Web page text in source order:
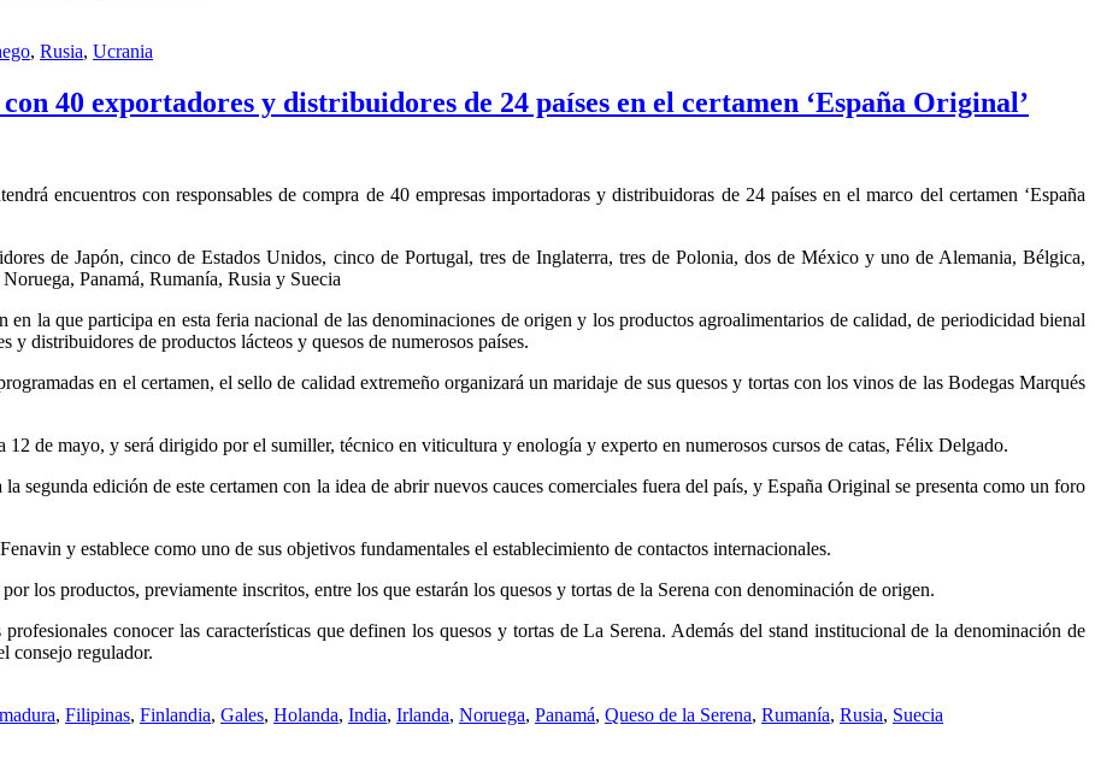
, Rusia, Ucrania
40 exportadores y distribuidores de 24 países en el certamen ‘España Original’
encuentros con responsables de compra de 40 empresas importadoras y distribuidoras de 24 países en el marco del certamen ‘España
de Japón, cinco de Estados Unidos, cinco de Portugal, tres de Inglaterra, tres de Polonia, dos de México y uno de Alemania, Bélgica,
Panamá, Rumanía, Rusia y Suecia
en la que participa en esta feria nacional de las denominaciones de origen y los productos agroalimentarios de calidad, de periodicidad bienal
distribuidores de productos lácteos y quesos de numerosos países.
en el certamen, el sello de calidad extremeño organizará un maridaje de sus quesos y tortas con los vinos de las Bodegas Marqués
de mayo, y será dirigido por el sumiller, técnico en viticultura y enología y experto en numerosos cursos de catas, Félix Delgado.
segunda edición de este certamen con la idea de abrir nuevos cauces comerciales fuera del país, y España Original se presenta como un foro
y establece como uno de sus objetivos fundamentales el establecimiento de contactos internacionales.
los productos, previamente inscritos, entre los que estarán los quesos y tortas de la Serena con denominación de origen.
conocer las características que definen los quesos y tortas de La Serena. Además del stand institucional de la denominación de
consejo regulador.
, Filipinas, Finlandia, Gales, Holanda, India, Irlanda, Noruega, Panamá, Queso de la Serena, Rumanía, Rusia, Suecia